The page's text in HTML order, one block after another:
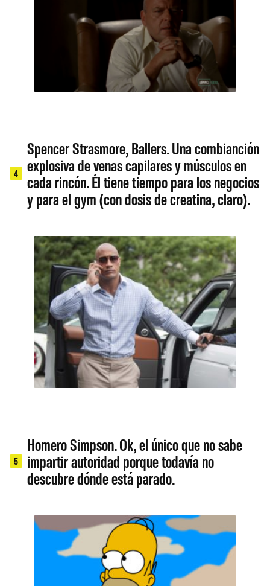
4
Spencer Strasmore, Ballers. Una combianción
explosiva de venas capilares y músculos en
cada rincón. Él tiene tiempo para los negocios
y para el gym (con dosis de creatina, claro).
5
Homero Simpson. Ok, el único que no sabe
impartir autoridad porque todavía no
descubre dónde está parado.